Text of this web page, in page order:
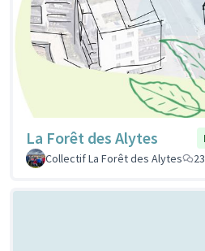
La Forêt des Alytes
Collectif La Forêt des Alytes
23